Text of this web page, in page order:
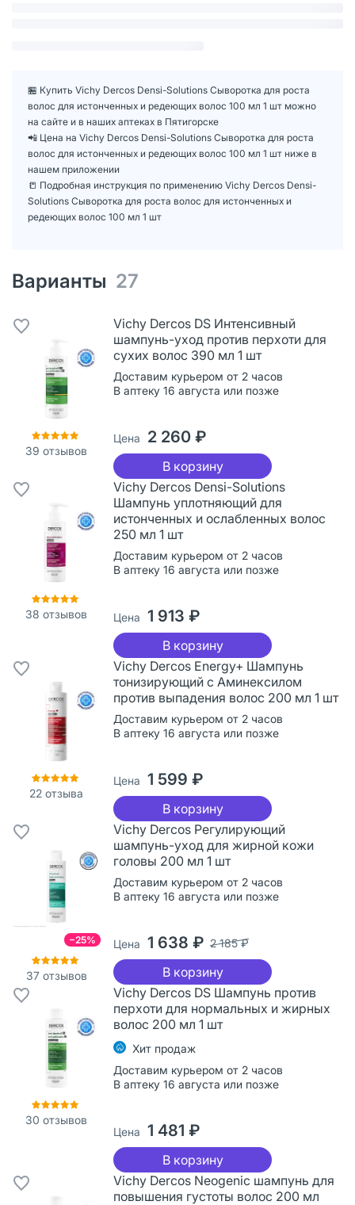
🏪 Купить Vichy Dercos Densi-Solutions Сыворотка для роста
волос для истонченных и редеющих волос 100 мл 1 шт можно
на сайте и в наших аптеках в Пятигорске
📲 Цена на Vichy Dercos Densi-Solutions Сыворотка для роста
волос для истонченных и редеющих волос 100 мл 1 шт ниже в
нашем приложении
📒 Подробная инструкция по применению Vichy Dercos Densi-
Solutions Сыворотка для роста волос для истонченных и
редеющих волос 100 мл 1 шт
Варианты 27
39 отзывов
Vichy Dercos DS Интенсивный
шампунь-уход против перхоти для
сухих волос 390 мл 1 шт
Доставим курьером от 2 часов
В аптеку 16 августа или позже
Цена 2 260 ₽
В корзину
38 отзывов
Vichy Dercos Densi-Solutions
Шампунь уплотняющий для
истонченных и ослабленных волос
250 мл 1 шт
Доставим курьером от 2 часов
В аптеку 16 августа или позже
Цена 1 913 ₽
В корзину
22 отзыва
Vichy Dercos Energy+ Шампунь
тонизирующий с Аминексилом
против выпадения волос 200 мл 1 шт
Доставим курьером от 2 часов
В аптеку 16 августа или позже
Цена 1 599 ₽
В корзину
−25%
37отзывов
Vichy Dercos Регулирующий
шампунь-уход для жирной кожи
головы 200 мл 1 шт
Доставим курьером от 2 часов
В аптеку 16 августа или позже
Цена 1 638 ₽ 2 185 ₽
В корзину
30 отзывов
Vichy Dercos DS Шампунь против
перхоти для нормальных и жирных
волос 200 мл 1 шт
Хит продаж
Доставим курьером от 2 часов
В аптеку 16 августа или позже
Цена 1 481 ₽
В корзину
Vichy Dercos Neogenic шампунь для
повышения густоты волос 200 мл